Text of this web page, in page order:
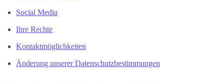
Social Media
Ihre Rechte
Kontaktmöglichkeiten
Änderung unserer Datenschutzbestimmungen